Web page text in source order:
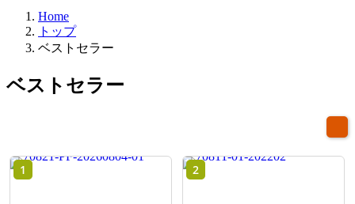
Home
トップ
ベストセラー
ベストセラー
1 2